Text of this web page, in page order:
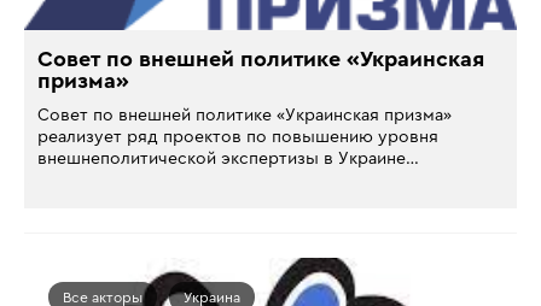
Совет по внешней политике «Украинская
призма»
Совет по внешней политике «Украинская призма»
реализует ряд проектов по повышению уровня
внешнеполитической экспертизы в Украине…
Все акторы Украина